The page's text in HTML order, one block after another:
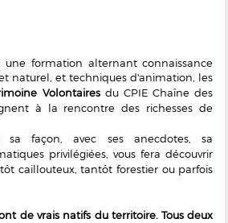
une formation alternant connaissance
naturel, et techniques d'animation, les
Volontairesdu CPIE Chaîne des
à la rencontre des richesses de
sa façon, avec ses anecdotes, sa
privilégiées, vous fera découvrir
caillouteux, tantôt forestier ou parfois
de vrais natifs du territoire. Tous deux